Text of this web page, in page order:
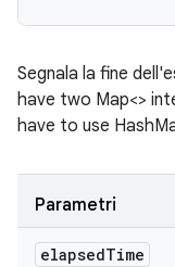
Segnala la fine
have two Map<>
have to use
Parametri
elapsedTime